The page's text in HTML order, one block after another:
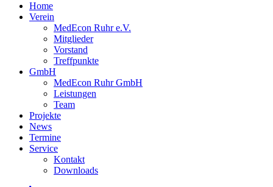
Home
Verein
MedEcon Ruhr e.V.
Mitglieder
Vorstand
Treffpunkte
GmbH
MedEcon Ruhr GmbH
Leistungen
Team
Projekte
News
Termine
Service
Kontakt
Downloads